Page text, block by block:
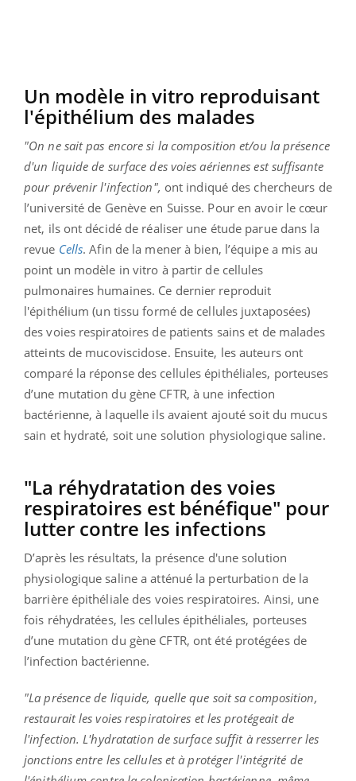
Un modèle in vitro reproduisant
l'épithélium des malades
"On ne sait pas encore si la composition et/ou la présence
d'un liquide de surface des voies aériennes est suffisante
pour prévenir l'infection", ont indiqué des chercheurs de
l’université de Genève en Suisse. Pour en avoir le cœur
net, ils ont décidé de réaliser une étude parue dans la
revue Cells. Afin de la mener à bien, l’équipe a mis au
point un modèle in vitro à partir de cellules
pulmonaires humaines. Ce dernier reproduit
l'épithélium (un tissu formé de cellules juxtaposées)
des voies respiratoires de patients sains et de malades
atteints de mucoviscidose. Ensuite, les auteurs ont
comparé la réponse des cellules épithéliales, porteuses
d’une mutation du gène CFTR, à une infection
bactérienne, à laquelle ils avaient ajouté soit du mucus
sain et hydraté, soit une solution physiologique saline.
"La réhydratation des voies
respiratoires est bénéfique" pour
lutter contre les infections
D’après les résultats, la présence d'une solution
physiologique saline a atténué la perturbation de la
barrière épithéliale des voies respiratoires. Ainsi, une
fois réhydratées, les cellules épithéliales, porteuses
d’une mutation du gène CFTR, ont été protégées de
l’infection bactérienne.
"La présence de liquide, quelle que soit sa composition,
restaurait les voies respiratoires et les protégeait de
l'infection. L'hydratation de surface suffit à resserrer les
jonctions entre les cellules et à protéger l'intégrité de